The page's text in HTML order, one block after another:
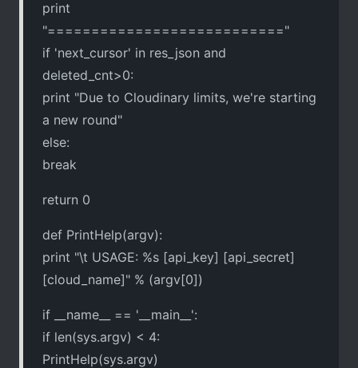
print
"==========================="
if 'next_cursor' in res_json and
deleted_cnt>0:
print "Due to Cloudinary limits, we're starting
a new round"
else:
break
return 0
def PrintHelp(argv):
print "\t USAGE: %s [api_key] [api_secret]
[cloud_name]" % (argv[0])
if __name__ == '__main__':
if len(sys.argv) < 4:
PrintHelp(sys.argv)